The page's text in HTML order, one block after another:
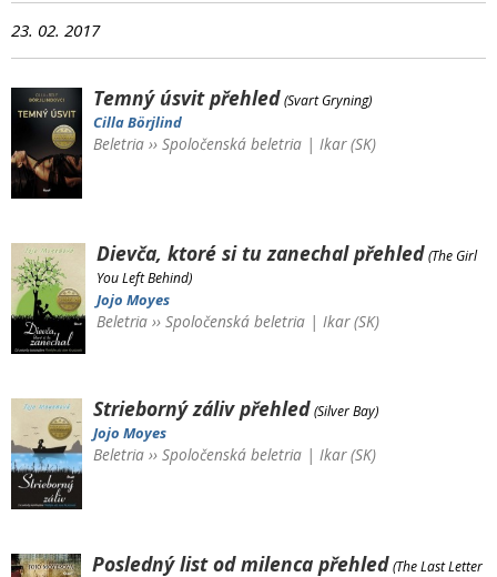
23. 02. 2017
Temný úsvitpřehled (Svart Gryning)
Cilla Börjlind
Beletria ››Spoločenská beletria | Ikar (SK)
Dievča, ktoré si tu zanechalpřehled (The Girl
You Left Behind)
Jojo Moyes
Beletria ››Spoločenská beletria | Ikar (SK)
Strieborný zálivpřehled (Silver Bay)
Jojo Moyes
Beletria ››Spoločenská beletria | Ikar (SK)
Posledný list od milencapřehled (The Last Letter